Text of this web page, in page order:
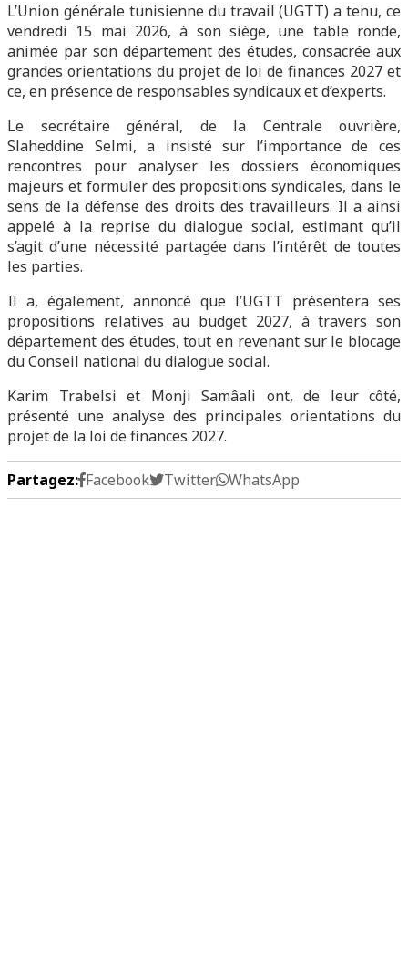
L’Union générale tunisienne du travail (UGTT) a tenu, ce
vendredi 15 mai 2026, à son siège, une table ronde,
animée par son département des études, consacrée aux
grandes orientations du projet de loi de finances 2027 et
ce, en présence de responsables syndicaux et d’experts.
Le secrétaire général, de la Centrale ouvrière,
Slaheddine Selmi, a insisté sur l’importance de ces
rencontres pour analyser les dossiers économiques
majeurs et formuler des propositions syndicales, dans le
sens de la défense des droits des travailleurs. Il a ainsi
appelé à la reprise du dialogue social, estimant qu’il
s’agit d’une nécessité partagée dans l’intérêt de toutes
les parties.
Il a, également, annoncé que l’UGTT présentera ses
propositions relatives au budget 2027, à travers son
département des études, tout en revenant sur le blocage
du Conseil national du dialogue social.
Karim Trabelsi et Monji Samâali ont, de leur côté,
présenté une analyse des principales orientations du
projet de la loi de finances 2027.
Partagez: Facebook Twitter WhatsApp